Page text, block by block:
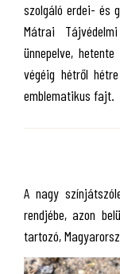
szolgáló erdei- és
Mátrai
ünnepelve,
végéig hétről
emblematikus fajt.
A nagy
rendjébe, azon
tartozó,